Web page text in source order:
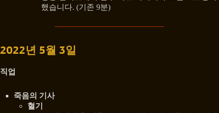
했습니다. (기존 9분)
2022년 5월 3일
직업
죽음의 기사
혈기